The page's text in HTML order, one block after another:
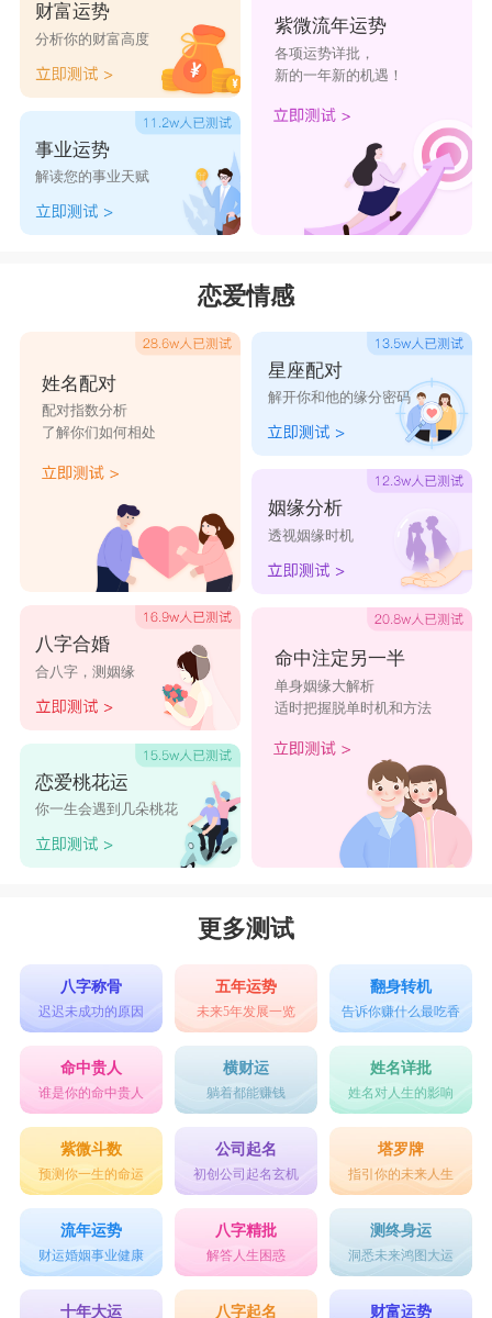
财富运势
分析你的财富高度
事业运势
解读您的事业天赋
紫微流年运势
各项运势详批，
新的一年新的机遇！
恋爱情感
姓名配对
配对指数分析
了解你们如何相处
八字合婚
合八字，测姻缘
恋爱桃花运
你一生会遇到几朵桃花
星座配对
解开你和他的缘分密码
姻缘分析
透视姻缘时机
命中注定另一半
单身姻缘大解析
适时把握脱单时机和方法
更多测试
八字称骨
迟迟未成功的原因
五年运势
未来5年发展一览
翻身转机
告诉你赚什么最吃香
命中贵人
谁是你的命中贵人
横财运
躺着都能赚钱
姓名详批
姓名对人生的影响
紫微斗数
预测你一生的命运
公司起名
初创公司起名玄机
塔罗牌
指引你的未来人生
流年运势
财运婚姻事业健康
八字精批
解答人生困惑
测终身运
洞悉未来鸿图大运
十年大运 八字起名 财富运势